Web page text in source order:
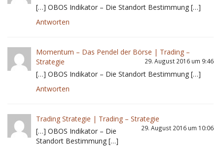
[…] OBOS Indikator – Die Standort Bestimmung […]
Antworten
Momentum – Das Pendel der Börse | Trading –
Strategie
29. August 2016 um 9:46
[…] OBOS Indikator – Die Standort Bestimmung […]
Antworten
Trading Strategie | Trading – Strategie
29. August 2016 um 10:06
[…] OBOS Indikator – Die
Standort Bestimmung […]